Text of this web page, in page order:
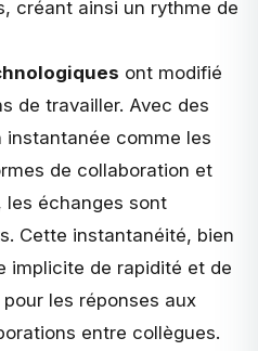
créant ainsi un rythme de
ont modifié
de travailler. Avec des
comme les
de collaboration et
les échanges sont
Cette instantanéité, bien
implicite de rapidité et de
les réponses aux
entre collègues.